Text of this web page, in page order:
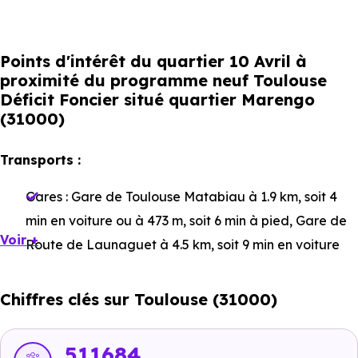
Points d'intérêt du quartier 10 Avril à
proximité du programme neuf Toulouse
Déficit Foncier situé quartier Marengo
(31000)
Transports :
Gares : Gare de Toulouse Matabiau à 1.9 km, soit 4
min en voiture ou à 473 m, soit 6 min à pied, Gare de
Route de Launaguet à 4.5 km, soit 9 min en voiture
4.8 km, soit 9 min en voiture ou à 3.9 km, soit 48 min à
Bus :
Ligne CIMTR - Ligne L9 - Ligne L14 : Marengo-
Voir +
Chiffres clés sur Toulouse (31000)